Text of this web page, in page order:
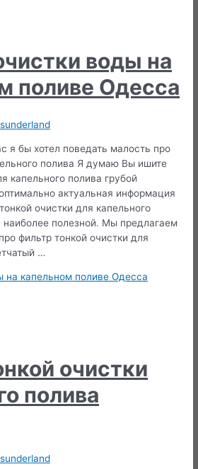
воды на
поливе Одесса
я бы хотел поведать малость про
полива Я думаю Вы ишите
капельного полива грубой
актуальная информация
очистки для капельного
наиболее полезной. Мы предлагаем
фильтр тонкой очистки для
…
на капельном поливе Одесса
очистки
полива